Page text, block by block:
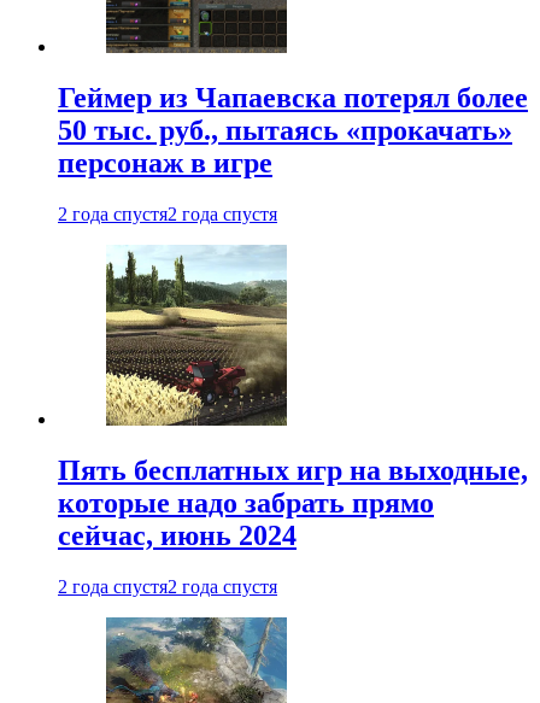
Геймер из Чапаевска потерял более
50 тыс. руб., пытаясь «прокачать»
персонаж в игре
2 года спустя2 года спустя
Пять бесплатных игр на выходные,
которые надо забрать прямо
сейчас, июнь 2024
2 года спустя2 года спустя